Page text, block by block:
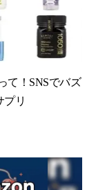
て！SNSでバズ
プリ